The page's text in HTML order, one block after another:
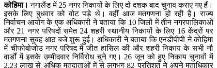
कोहिमा। नगालैंड में 25 नगर निकायों के लिए दो दशक बाद चुनाव कराए गए हैं।
इसके लिए बुधवार को वोट पड़े थे। वहीं आज मतगणना हो रही है। राज्य
निर्वाचन आयोग के एक अधिकारी ने बताया कि 10 जिलों में तीन नगरपालिकाओं
और 21 नगर परिषदों समेत 24 शहरी स्थानीय निकायों के लिए 16 केंद्रों पर
मतगणना सुबह आठ बजे शुरू हुई। अधिकारी ने बताया कि एनडीपीपी ने कोहिमा
में चीफोबोजोउ नगर परिषद में जीत हासिल की और शहरी निकाय के सभी नौ
वार्डों में इसके उम्मीदवार निर्विरोध चुने गए। 26 जून को हुए निकाय चुनावों में
2.23 लाख से अधिक मतदाताओं में से लगभग 82 प्रतिशत ने अपने मताधिकार